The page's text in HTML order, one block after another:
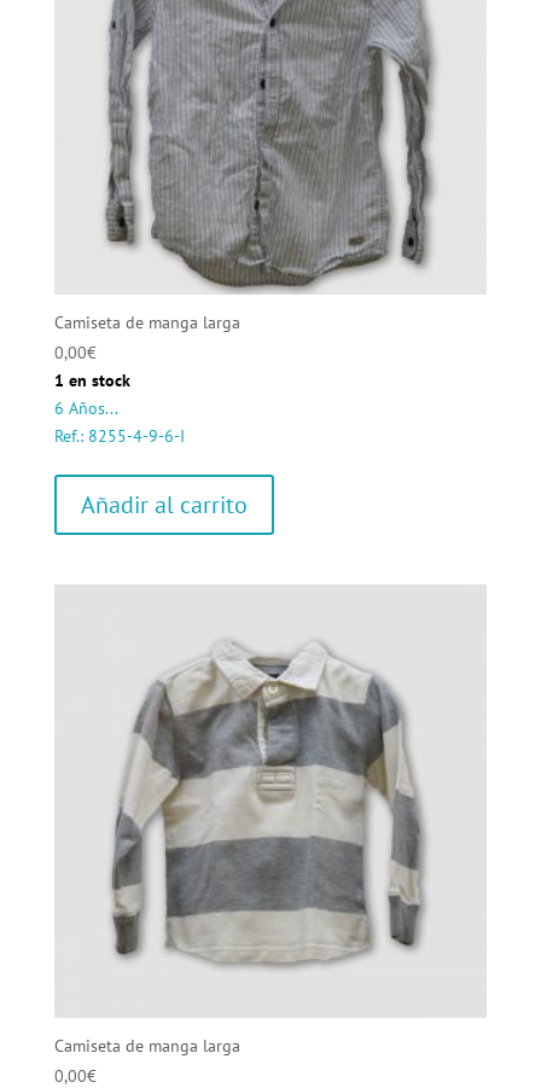
Camiseta de manga larga
0,00€
1 en stock
6 Años...
Ref.: 8255-4-9-6-I
Añadir al carrito
Camiseta de manga larga
0,00€